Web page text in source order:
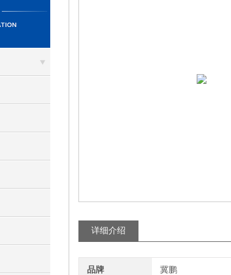
详细介绍
品牌 冀鹏